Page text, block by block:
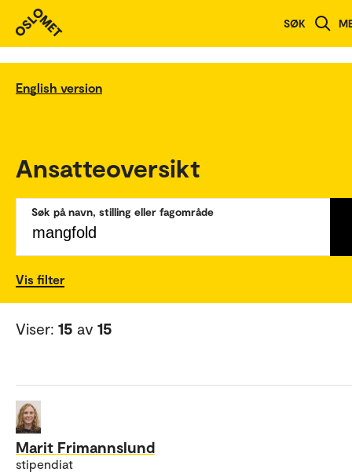
SØK
English version
Ansatteoversikt
Søk på navn, stilling eller fagområde
Vis filter
Viser: 15 av 15
Marit Frimannslund
stipendiat